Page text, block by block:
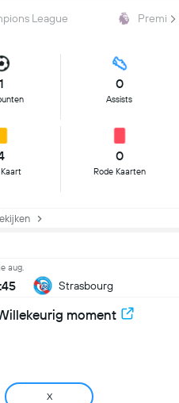
League
1 0
Assists
0
Rode Kaarten
aug.
Strasbourg
moment
X